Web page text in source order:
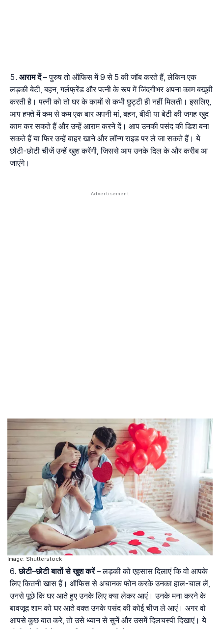
आराम दें–पुरुष तो ऑफिस में 9 से 5 की जॉब करते हैं, लेकिन एक
लड़की बेटी, बहन, गर्लफ्रेंड और पत्नी के रूप में जिंदगीभर अपना काम बखूबी
करती है। पत्नी को तो घर के कामों से कभी छुट्टी ही नहीं मिलती। इसलिए,
आप हफ्ते में कम से कम एक बार अपनी मां, बहन, बीवी या बेटी की जगह खुद
काम कर सकते हैं और उन्हें आराम करने दें। आप उनकी पसंद की डिश बना
सकते हैं या फिर उन्हें बाहर खाने और लॉन्ग राइड पर ले जा सकते हैं। ये
छोटी-छोटी चीजें उन्हें खुश करेंगी, जिससे आप उनके दिल के और करीब आ
जाएंगे।
Image: Shutterstock
छोटी–छोटी बातों से खुश करें–लड़की को एहसास दिलाएं कि वो आपके
लिए कितनी खास हैं। ऑफिस से अचानक फोन करके उनका हाल-चाल लें,
उनसे पूछे कि घर आते हुए उनके लिए क्या लेकर आएं। उनके मना करने के
बावजूद शाम को घर आते वक्त उनके पसंद की कोई चीज ले आएं। अगर वो
आपसे कुछ बात करे, तो उसे ध्यान से सुनें और उसमें दिलचस्पी दिखाएं। ये